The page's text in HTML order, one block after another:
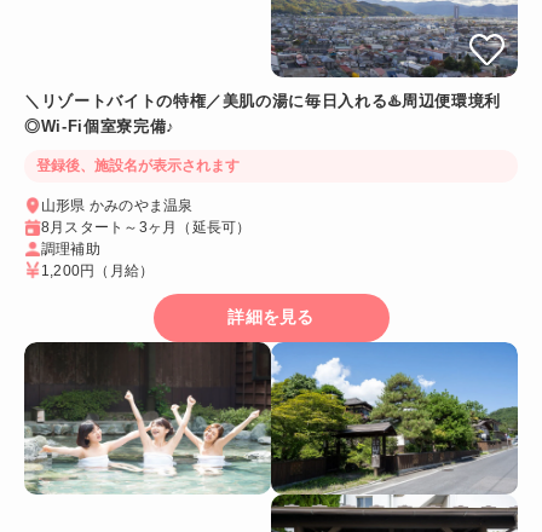
＼リゾートバイトの特権／美肌の湯に毎日入れる♨️周辺便環境利
◎Wi-Fi個室寮完備♪
登録後、施設名が表示されます
山形県 かみのやま温泉
8月スタート～3ヶ月（延長可）
調理補助
1,200円 （月給）
詳細を見る